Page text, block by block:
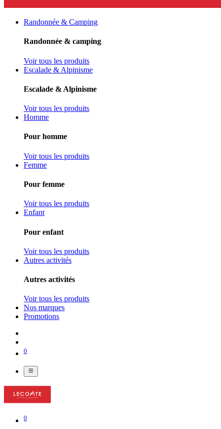
Randonnée & Camping
Randonnée & camping
Voir tous les produits
Escalade & Alpinisme
Escalade & Alpinisme
Voir tous les produits
Homme
Pour homme
Voir tous les produits
Femme
Pour femme
Voir tous les produits
Enfant
Pour enfant
Voir tous les produits
Autres activités
Autres activités
Voir tous les produits
Nos marques
Promotions
0
0